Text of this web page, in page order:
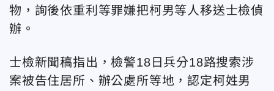
物，詢後依重利等罪嫌把柯男等人移送士檢偵
辦。
士檢新聞稿指出，檢警18日兵分18路搜索涉
案被告住居所、辦公處所等地，認定柯姓男